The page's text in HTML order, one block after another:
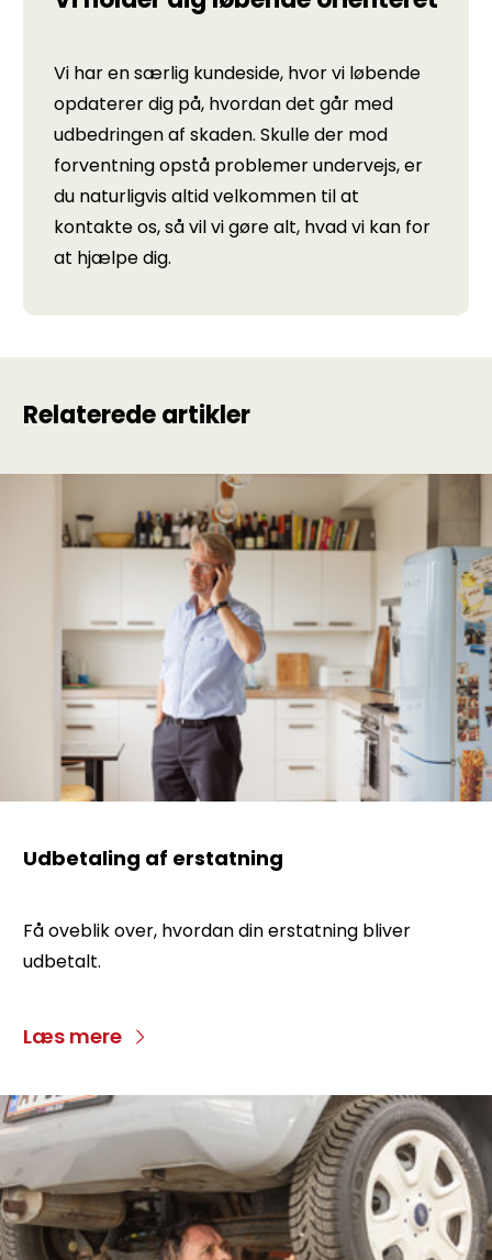
Vi har en særlig kundeside, hvor vi løbende
opdaterer dig på, hvordan det går med
udbedringen af skaden. Skulle der mod
forventning opstå problemer undervejs, er
du naturligvis altid velkommen til at
kontakte os, så vil vi gøre alt, hvad vi kan for
at hjælpe dig.
Relaterede artikler
Udbetaling af erstatning
Få oveblik over, hvordan din erstatning bliver
udbetalt.
Læs mere